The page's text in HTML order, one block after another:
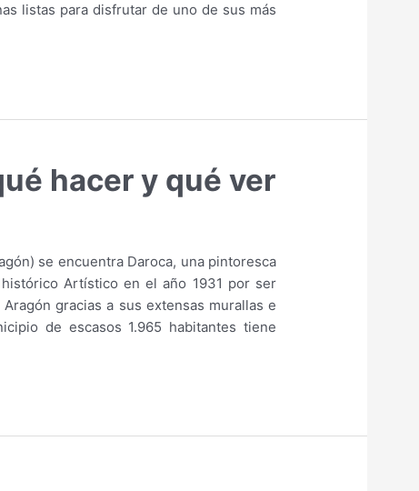
listas para disfrutar de uno de sus más
hacer y qué ver
se encuentra Daroca, una pintoresca
Artístico en el año 1931 por ser
gracias a sus extensas murallas e
de escasos 1.965 habitantes tiene